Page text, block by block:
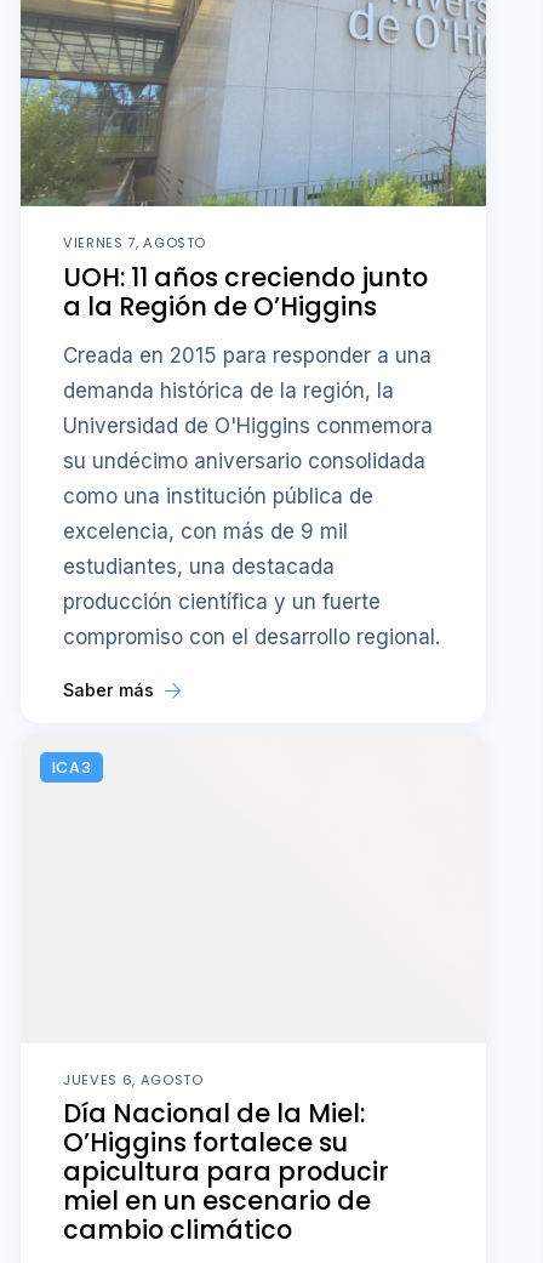
VIERNES 7, AGOSTO
UOH: 11 años creciendo junto
a la Región de O’Higgins
Creada en 2015 para responder a una
demanda histórica de la región, la
Universidad de O'Higgins conmemora
su undécimo aniversario consolidada
como una institución pública de
excelencia, con más de 9 mil
estudiantes, una destacada
producción científica y un fuerte
compromiso con el desarrollo regional.
Saber más
ICA3
JUEVES 6, AGOSTO
Día Nacional de la Miel:
O’Higgins fortalece su
apicultura para producir
miel en un escenario de
cambio climático